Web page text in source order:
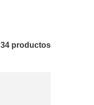
34 productos